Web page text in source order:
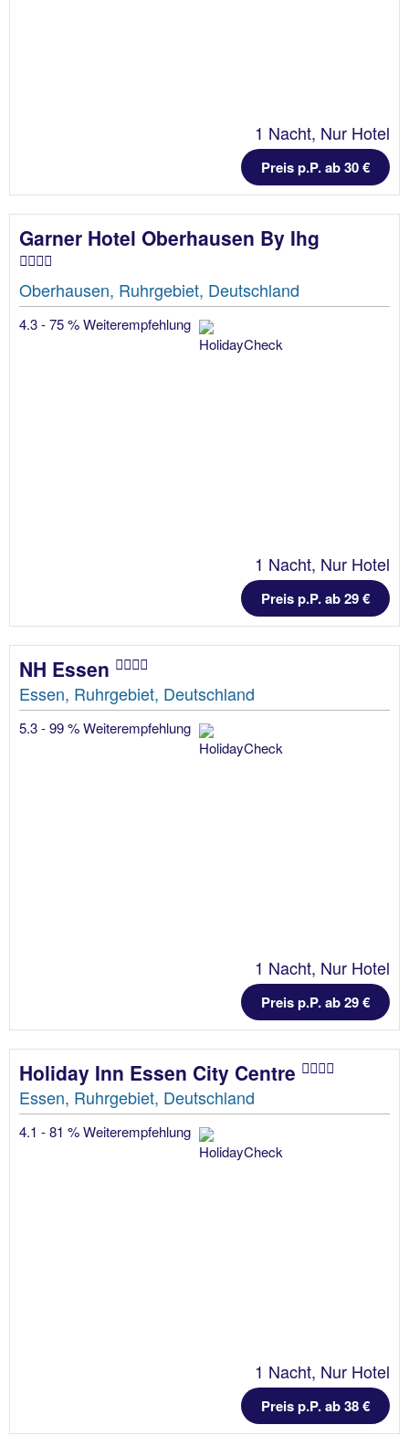
1 Nacht, Nur Hotel
Preis p.P. ab 30 €
Garner Hotel Oberhausen By Ihg
Oberhausen, Ruhrgebiet, Deutschland
4.3 - 75 % Weiterempfehlung
1 Nacht, Nur Hotel
Preis p.P. ab 29 €
NH Essen
Essen, Ruhrgebiet, Deutschland
5.3 - 99 % Weiterempfehlung
1 Nacht, Nur Hotel
Preis p.P. ab 29 €
Holiday Inn Essen City Centre
Essen, Ruhrgebiet, Deutschland
4.1 - 81 % Weiterempfehlung
1 Nacht, Nur Hotel
Preis p.P. ab 38 €